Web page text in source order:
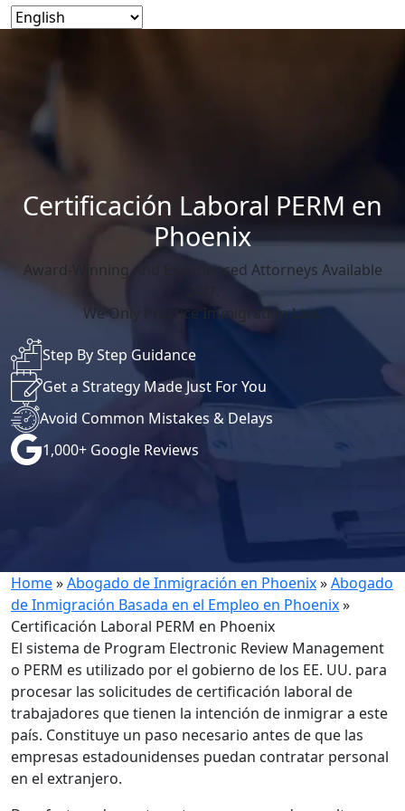
Certificación Laboral PERM en
Phoenix
Award-Winning And Experienced Attorneys Available
We Only Practice Immigration Law.
Step By Step Guidance
Get a Strategy Made Just For You
Avoid Common Mistakes & Delays
1,000+ Google Reviews
Home»Abogado de Inmigración en Phoenix»Abogado
de Inmigración Basada en el Empleo en Phoenix»
Certificación Laboral PERM en Phoenix
El sistema de Program Electronic Review Management
o PERM es utilizado por el gobierno de los EE. UU. para
procesar las solicitudes de certificación laboral de
trabajadores que tienen la intención de inmigrar a este
país. Constituye un paso necesario antes de que las
empresas estadounidenses puedan contratar personal
en el extranjero.